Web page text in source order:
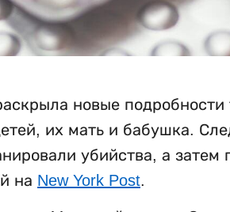
новые подробности
их мать и бабушка.
убийства, а затем
на New York Post.